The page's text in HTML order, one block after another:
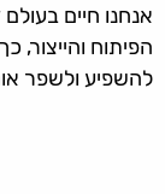
אנחנו חיים בעולם
הפיתוח והייצור,
להשפיע ולשפר